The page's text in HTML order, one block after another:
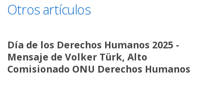
Otros artículos
Día de los Derechos Humanos 2025 -
Mensaje de Volker Türk, Alto
Comisionado ONU Derechos Humanos